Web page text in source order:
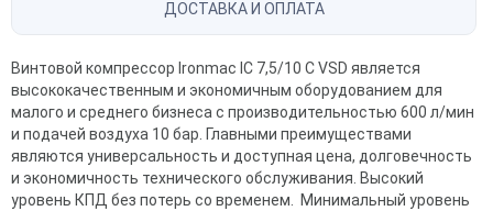
ДОСТАВКА И ОПЛАТА
Винтовой компрессор Ironmac IC 7,5/10 C VSD является
высококачественным и экономичным оборудованием для
малого и среднего бизнеса с производительностью 600 л/мин
и подачей воздуха 10 бар. Главными преимуществами
являются универсальность и доступная цена, долговечность
и экономичность технического обслуживания. Высокий
уровень КПД без потерь со временем. Минимальный уровень